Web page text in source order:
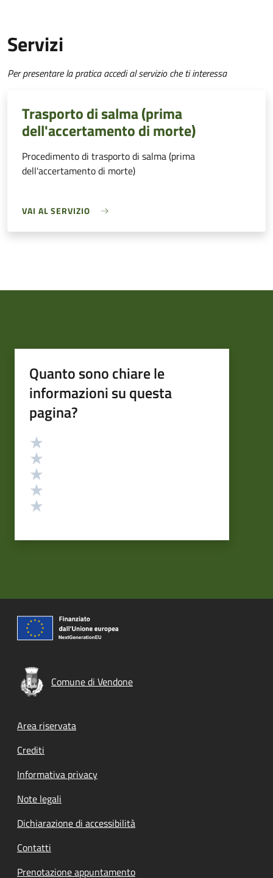
Servizi
Per presentare la pratica accedi al servizio che ti interessa
Trasporto di salma (prima
dell'accertamento di morte)
Procedimento di trasporto di salma (prima
dell'accertamento di morte)
VAI AL SERVIZIO
Quanto sono chiare le
informazioni su questa
pagina?
Valutazione
Comune di Vendone
Footer menu
Area riservata
Crediti
Informativa privacy
Note legali
Dichiarazione di accessibilità
Contatti
Prenotazione appuntamento